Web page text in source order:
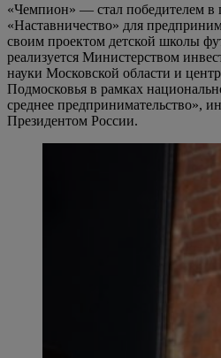
«Чемпион» — стал победителем в
«Наставничество» для
своим проектом детской школы
реализуется Министерством
науки Московской области и
Подмосковья в рамках
среднее предпринимательство»,
Президентом России.